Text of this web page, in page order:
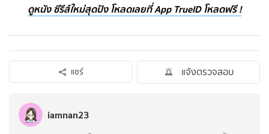
ดูหนัง ซีรีส์ใหม่สุดปัง โหลดเลยที่ App TrueID โหลดฟรี !
แชร์ แจ้งตรวจสอบ
iamnan23